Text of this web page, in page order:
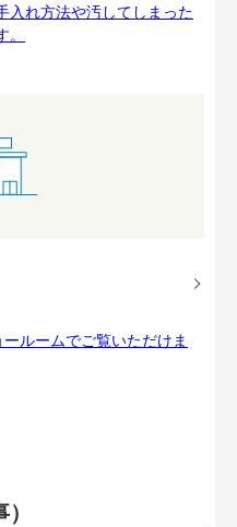
入れ方法や汚してしまった
ルームでご覧いただけま